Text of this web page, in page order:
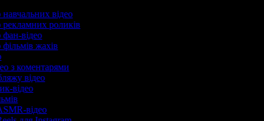
навчальних відео
рекламних роликів
фан-відео
фільмів жахів
з коментарями
відео
відео
відео